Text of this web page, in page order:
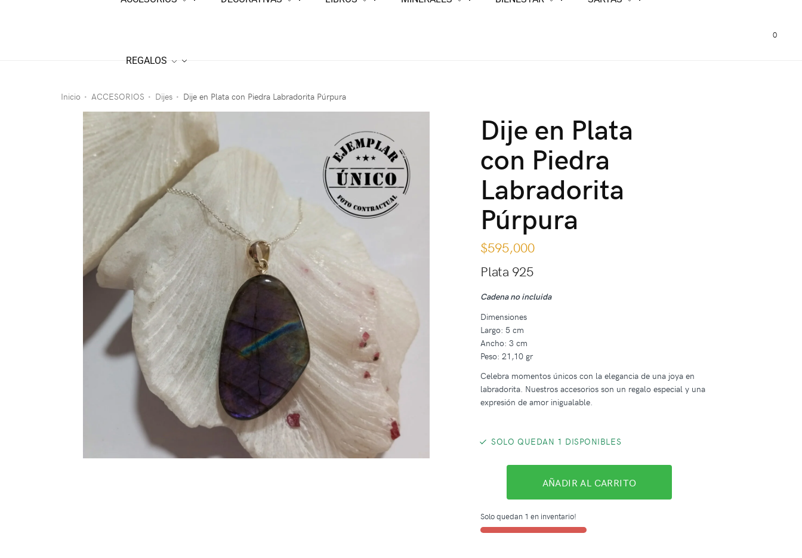
REGALOS
0
Inicio • ACCESORIOS • Dijes • Dije en Plata con Piedra Labradorita Púrpura
Dije en Plata
con Piedra
Labradorita
Púrpura
$595,000
Plata 925
Cadena no incluida
Dimensiones
Largo: 5 cm
Ancho: 3 cm
Peso: 21,10 gr
Celebra momentos únicos con la elegancia de una joya en
labradorita. Nuestros accesorios son un regalo especial y una
expresión de amor inigualable.
SOLO QUEDAN 1 DISPONIBLES
AÑADIR AL CARRITO
Solo quedan 1 en inventario!